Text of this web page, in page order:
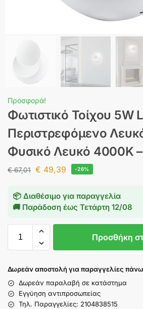
Προσφορά!
Φωτιστικό Τοίχου 5W
Περιστρεφόμενο
Φυσικό Λευκό 4000K
€67,01 € 49,39 -26%
📦 Διαθέσιμο για παραγγελία
🚚 Παράδοση έως Τετάρτη 12/08
Προσθήκη
Δωρεάν αποστολή για παραγγελίες
Δωρεάν παραλαβή σε κατάστημα
Εγγύηση αντιπροσωπείας
Τηλ. Παραγγελίες: 2104838515